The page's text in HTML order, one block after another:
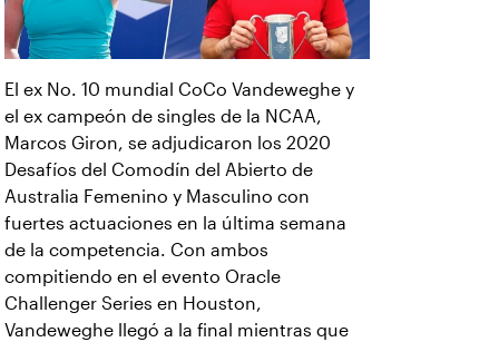
El ex No. 10 mundial CoCo Vandeweghe y
el ex campeón de singles de la NCAA,
Marcos Giron, se adjudicaron los 2020
Desafíos del Comodín del Abierto de
Australia Femenino y Masculino con
fuertes actuaciones en la última semana
de la competencia. Con ambos
compitiendo en el evento Oracle
Challenger Series en Houston,
Vandeweghe llegó a la final mientras que